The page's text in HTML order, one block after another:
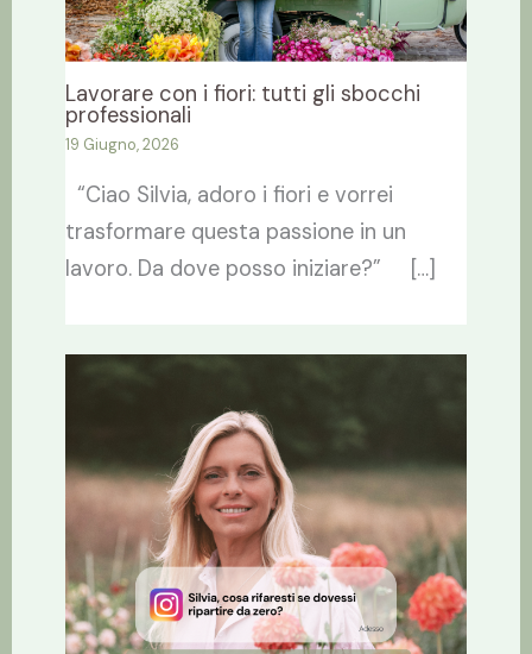
Lavorare con i fiori: tutti gli sbocchi
professionali
19 Giugno, 2026
“Ciao Silvia, adoro i fiori e vorrei
trasformare questa passione in un
lavoro. Da dove posso iniziare?” […]